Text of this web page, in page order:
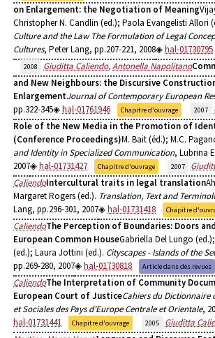
on Enlargement: the Negotiation of Meaning
Christopher N. Candlin (ed.); Paola Evangelisti Allori
Culture and the Law The Formulation of Legal
Cultures, Peter Lang, pp.207-221, 2008 hal-01730795
2008
Giuditta Caliendo,Antonella Napolitano
and New Neighbours: the Discursive
EnlargementJournal of Contemporary European
pp.322-345
hal-01761946 Chapitre d'ouvrage 2007
Role of the New Media in the Promotion of
(Conference Proceedings)M. Bait (éd.); M.C.
and Identity in Specialized Communication, Lubrina
2007
hal-01731427 Chapitre d'ouvrage 2007
CaliendoIntercultural traits in legal translation
Margaret Rogers (ed.). Translation, Text and
Lang, pp.296-301, 2007
hal-01731418 Chapitre
CaliendoThe Perception of Boundaries: Doors
European Common HouseGabriella Del Lungo
(ed.); Laura Jottini (ed.). Cityscapes - Islands of the
pp.269-280, 2007
hal-01730818 Article dans des revues
CaliendoThe Interpretation of Community
European Court of JusticeCahiers du Dictionnaire
et Sociales des Pays d’Europe Centrale et Orientale,
hal-01731441
Chapitre d'ouvrage 2005 Giuditta